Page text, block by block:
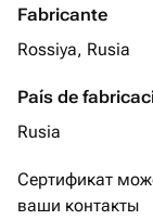
Fabricante
Rossiya, Rusia
País de
Rusia
Сертификат
ваши контакты